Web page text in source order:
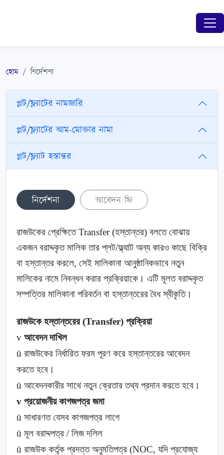
হোম নির্দেশনা
প্লট/ফ্ল্যাটের নামজারি
প্লট/ফ্ল্যাটের আম-মোক্তার নামা
প্লট/ফ্ল্যাট হস্তান্তর
নির্দেশনা আবেদন ফি
রাজউকের প্রেক্ষিতে Transfer (হস্তান্তর) বলতে বোঝায়
একজন বরাদ্দকৃত মালিক তার প্লট/ফ্ল্যাট অন্য কারও কাছে বিক্রি
বা হস্তান্তর করলে, সেই মালিকানা আনুষ্ঠানিকভাবে নতুন
মালিকের নামে নিবন্ধন করার প্রক্রিয়াকে। এটি মূলত বরাদ্দকৃত
সম্পত্তির মালিকানা পরিবর্তন বা হস্তান্তরের বৈধ স্বীকৃতি।
রাজউকে হস্তান্তরের (Transfer) প্রক্রিয়া
v আবেদন দাখিল
ü রাজউকের নির্ধারিত ফরম পূরণ করে হস্তান্তরের আবেদন
করতে হবে।
ü আবেদনকারীর সাথে নতুন ক্রেতার তথ্য প্রদান করতে হবে।
v প্রয়োজনীয় কাগজপত্র জমা
ü সাধারণত যেসব কাগজপত্র লাগে
ü মূল বরাদ্দপত্র / লিজ দলিল
ü রাজউক কর্তৃক প্রদত্ত অনুমতিপত্র (NOC, যদি প্রযোজ্য